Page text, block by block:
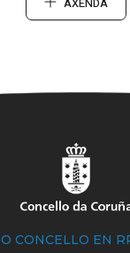
AXENDA
O CONCELLO EN